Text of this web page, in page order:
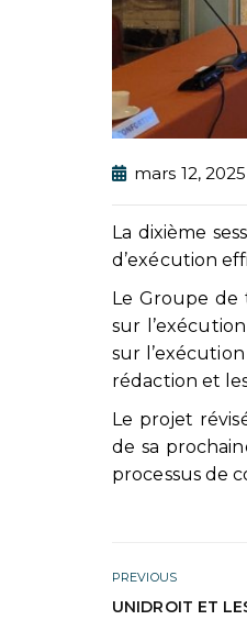
mars 12, 2025
La dixième
d’exécution
Le Groupe de
sur
sur
rédaction et
Le projet
de sa
processus de
PREVIOUS
UNIDROIT ET